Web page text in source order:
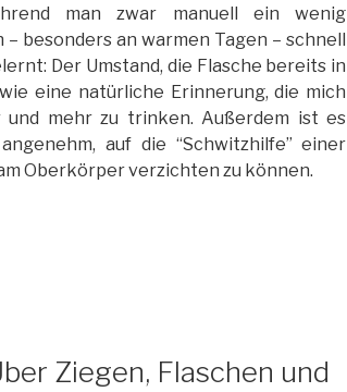
man zwar manuell ein wenig
besonders an warmen Tagen – schnell
Der Umstand, die Flasche bereits in
eine natürliche Erinnerung, die mich
und mehr zu trinken. Außerdem ist es
auf die “Schwitzhilfe” einer
Oberkörper verzichten zu können.
Ziegen, Flaschen und